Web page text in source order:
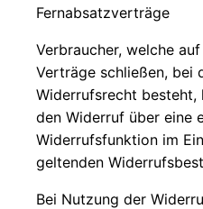
Fernabsatzverträge
Verbraucher, welche
Verträge schließen, bei
Widerrufsrecht
den Widerruf über eine
Widerrufsfunktion im
geltenden
Bei Nutzung der